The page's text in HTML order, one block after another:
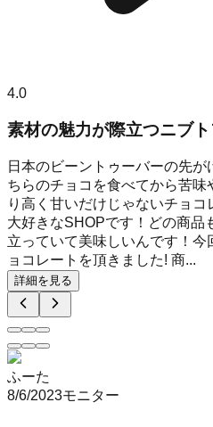
4.0
素材の魅力が際立つニブト
日本のビーントゥーバーの先が
ちらのチョコを食べてから苦
り高く甘いだけじゃないチョ
大好きなSHOPです！どの商品
立っていて美味しいんです！
ョコレートを頂きました! 商...
詳細を見る
ふーた
8/6/2023モニター